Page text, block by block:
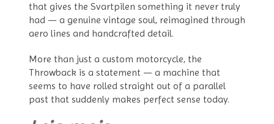
that gives the Svartpilen something it never truly
had — a genuine vintage soul, reimagined through
aero lines and handcrafted detail.
More than just a custom motorcycle, the
Throwback is a statement — a machine that
seems to have rolled straight out of a parallel
past that suddenly makes perfect sense today.